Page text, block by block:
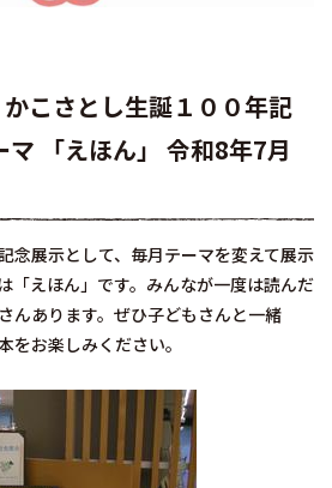
こさとし生誕１００年記
マ 「えほん」 令和8年7月
念展示として、毎月テーマを変えて展示
「えほん」です。みんなが一度は読んだ
んあります。ぜひ子どもさんと一緒
をお楽しみください。